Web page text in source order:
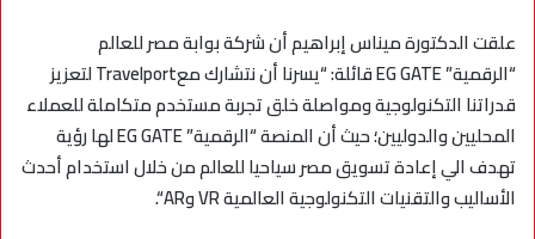
علقت الدكتورة ميناس إبراهيم أن شركة بوابة مصر للعالم
“الرقمية”EG GATEقائلة: “يسرنا أن نتشارك معTravelportلتعزيز
قدراتنا التكنولوجية ومواصلة خلق تجربة مستخدم متكاملة للعملاء
المحليين والدوليين؛ حيث أن المنصة “الرقمية”EG GATEلها رؤية
تهدف الي إعادة تسويق مصر سياحيا للعالم من خلال استخدام أحدث
الأساليب والتقنيات التكنولوجية العالميةVRوAR
“.